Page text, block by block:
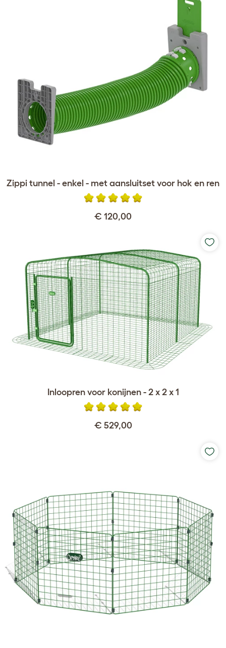
Zippi tunnel - enkel - met aansluitset voor hok en ren
€ 120,00
Inloopren voor konijnen - 2 x 2 x 1
€ 529,00